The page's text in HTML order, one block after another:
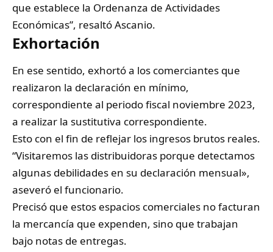
que establece la Ordenanza de Actividades
Económicas”, resaltó Ascanio.
Exhortación
En ese sentido, exhortó a los comerciantes que
realizaron la declaración en mínimo,
correspondiente al periodo fiscal noviembre 2023,
a realizar la sustitutiva correspondiente.
Esto con el fin de reflejar los ingresos brutos reales.
“Visitaremos las distribuidoras porque detectamos
algunas debilidades en su declaración mensual»,
aseveró el funcionario.
Precisó que estos espacios comerciales no facturan
la mercancía que expenden, sino que trabajan
bajo notas de entregas.